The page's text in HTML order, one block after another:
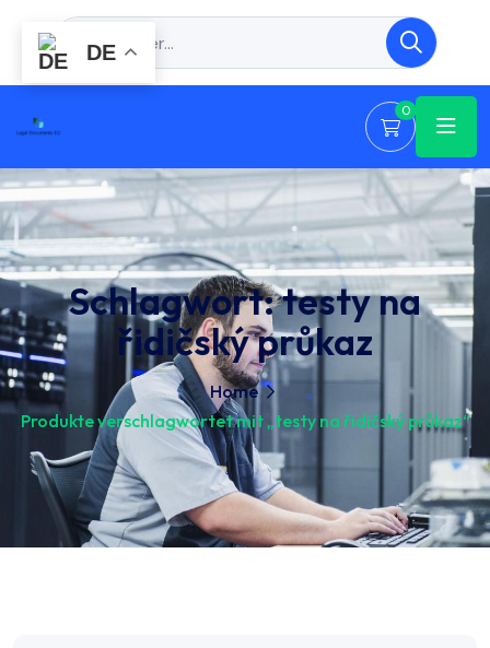
0
Schlagwort:testy na
řidičský průkaz
Home
Produkte verschlagwortet mit „testy na řidičský průkaz“
DE